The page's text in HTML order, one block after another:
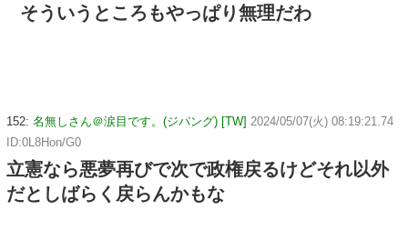
そういうところもやっぱり無理だわ
152: 名無しさん＠涙目です。(ジパング) [TW] 2024/05/07(火) 08:19:21.74
ID:0L8Hon/G0
立憲なら悪夢再びで次で政権戻るけどそれ以外
だとしばらく戻らんかもな